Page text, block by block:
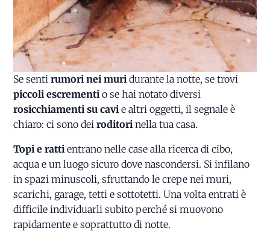
Se sentirumori nei muridurante la notte, se trovi
piccoli escrementi o se hai notato diversi
rosicchiamenti su cavi e altri oggetti, il segnale è
chiaro: ci sono deiroditori nella tua casa.
Topi e rattientrano nelle case alla ricerca di cibo,
acqua e un luogo sicuro dove nascondersi. Si infilano
in spazi minuscoli, sfruttando le crepe nei muri,
scarichi, garage, tetti e sottotetti. Una volta entrati è
difficile individuarli subito perché si muovono
rapidamente e soprattutto di notte.